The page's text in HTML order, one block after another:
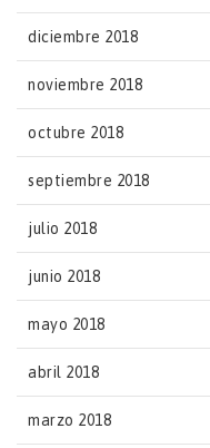
diciembre 2018
noviembre 2018
octubre 2018
septiembre 2018
julio 2018
junio 2018
mayo 2018
abril 2018
marzo 2018